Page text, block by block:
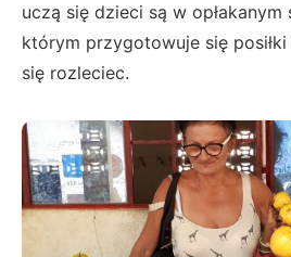
uczą się dzieci są w opłakanym
którym przygotowuje się
się rozleciec.